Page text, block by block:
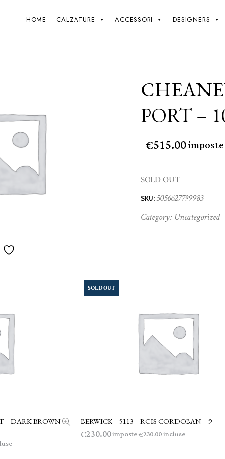
HOME CALZATURE ACCESSORI DESIGNERS
/
PORT –
€515.00imposte
SOLD OUT
SKU: 5056627799983
Category: Uncategorized
– DARK BROWN
SOLD OUT
LEGGI TUTTO
BERWICK – 5113 – ROIS CORDOBAN – 9
€230.00imposte€230.00incluse